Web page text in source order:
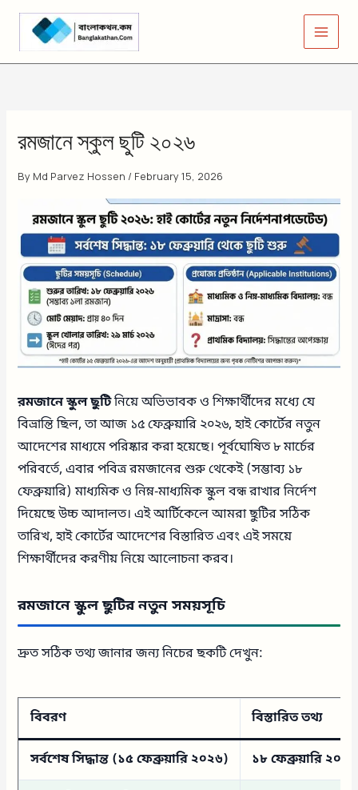
Skip
content
রমজানে স্কুল ছুটি ২০২৬
By Md Parvez Hossen / February 15, 2026
রমজানে স্কুল ছুটিনিয়ে অভিভাবক ও শিক্ষার্থীদের মধ্যে যে
বিভ্রান্তি ছিল, তা আজ ১৫ ফেব্রুয়ারি ২০২৬, হাই কোর্টের নতুন
আদেশের মাধ্যমে পরিষ্কার করা হয়েছে। পূর্বঘোষিত ৮ মার্চের
পরিবর্তে, এবার পবিত্র রমজানের শুরু থেকেই (সম্ভাব্য ১৮
ফেব্রুয়ারি) মাধ্যমিক ও নিম্ন-মাধ্যমিক স্কুল বন্ধ রাখার নির্দেশ
দিয়েছে উচ্চ আদালত। এই আর্টিকেলে আমরা ছুটির সঠিক
তারিখ, হাই কোর্টের আদেশের বিস্তারিত এবং এই সময়ে
শিক্ষার্থীদের করণীয় নিয়ে আলোচনা করব।
রমজানে স্কুল ছুটির নতুন সময়সূচি
দ্রুত সঠিক তথ্য জানার জন্য নিচের ছকটি দেখুন:
বিবরণ বিস্তারিত তথ্য
সর্বশেষ সিদ্ধান্ত (১৫ ফেব্রুয়ারি ২০২৬) ১৮ ফেব্রুয়ারি ২০২৬